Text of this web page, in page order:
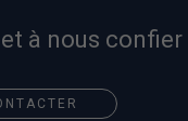
à nous confier